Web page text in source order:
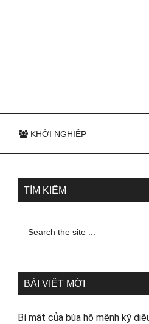
KHỞI NGHIỆP
TÌM KIẾM
BÀI VIẾT MỚI
Bí mật của bùa hộ mệnh kỳ